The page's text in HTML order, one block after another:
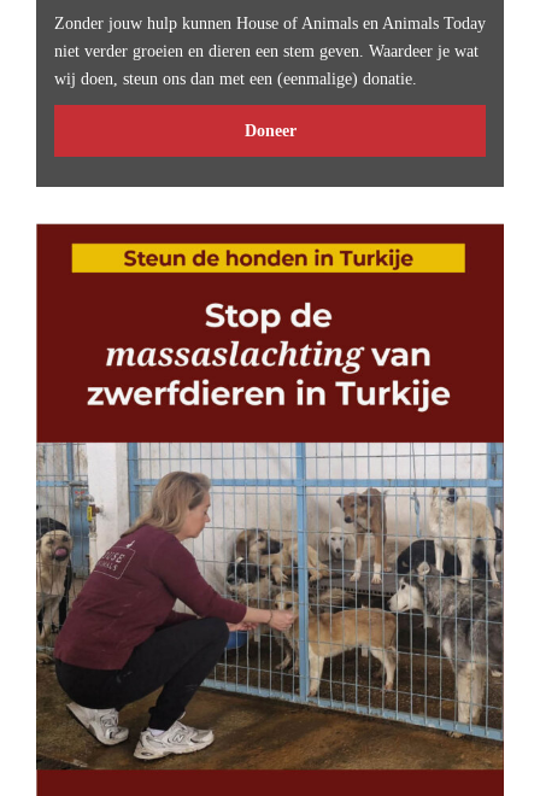
Zonder jouw hulp kunnen House of Animals en Animals Today
niet verder groeien en dieren een stem geven. Waardeer je wat
wij doen, steun ons dan met een (eenmalige) donatie.
Doneer